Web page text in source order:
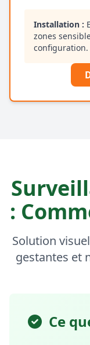
Installation :
zones
configuration.
:
Solution
gestantes et
Ce